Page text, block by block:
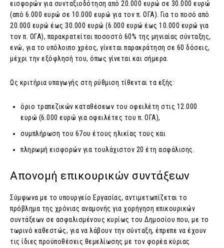
εισφορών για συνταξιοδότηση από 20.000 ευρώ σε 30.000 ευρώ
(από 6.000 ευρώ σε 10.000 ευρώ για τον π. ΟΓΑ). Για το ποσό από
20.000 ευρώ έως 30.000 ευρώ (6.000 ευρώ έως 10.000 ευρώ για
τον π. ΟΓΑ), παρακρατείται ποσοστό 60% της μηνιαίας σύνταξης,
ενώ, για το υπόλοιπο χρέος, γίνεται παρακράτηση σε 60 δόσεις,
μέχρι την εξόφλησή του, όπως γίνεται και σήμερα.
Ως κριτήρια υπαγωγής στη ρύθμιση τίθενται τα εξής:
όριο τραπεζικών καταθέσεων του οφειλέτη στις 12.000
ευρώ (6.000 ευρώ για οφειλέτες του π. ΟΓΑ),
συμπλήρωση του 67ου έτους ηλικίας τους και
πληρωμή εισφορών για τουλάχιστον 20 έτη ασφάλισης.
Απονομή επικουρικών συντάξεων
Σύμφωνα με το υπουργείο Εργασίας, αντιμετωπίζεται το
πρόβλημα της χρόνιας αναμονής για χορήγηση επικουρικών
συντάξεων σε ασφαλισμένους κυρίως του Δημοσίου που, με το
τωρινό καθεστώς, για να λάβουν την σύνταξη, έπρεπε να έχουν
τις ίδιες προϋποθέσεις θεμελίωσης με τον φορέα κύριας